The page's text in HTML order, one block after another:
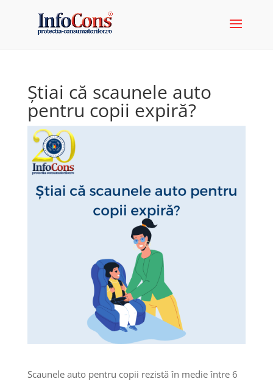
Știai că scaunele auto
pentru copii expiră?
Scaunele auto pentru copii rezistă în medie între 6